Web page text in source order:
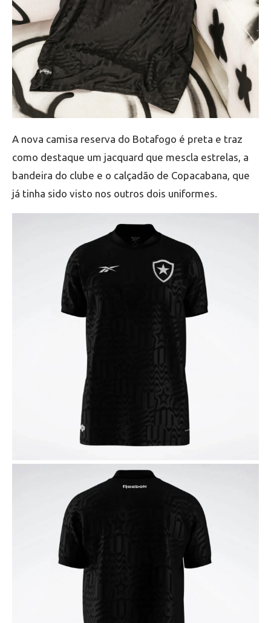
A nova camisa reserva do Botafogo é preta e traz
como destaque um jacquard que mescla estrelas, a
bandeira do clube e o calçadão de Copacabana, que
já tinha sido visto nos outros dois uniformes.